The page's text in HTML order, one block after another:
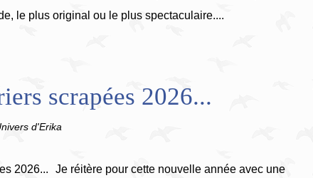
le plus original ou le plus spectaculaire....
scrapées 2026...
d'Erika
Je réitère pour cette nouvelle année avec une